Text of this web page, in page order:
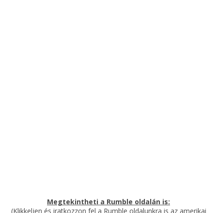
Megtekintheti a Rumble oldalán is:
(Klikkeljen és iratkozzon fel a Rumble oldalunkra is az amerikai